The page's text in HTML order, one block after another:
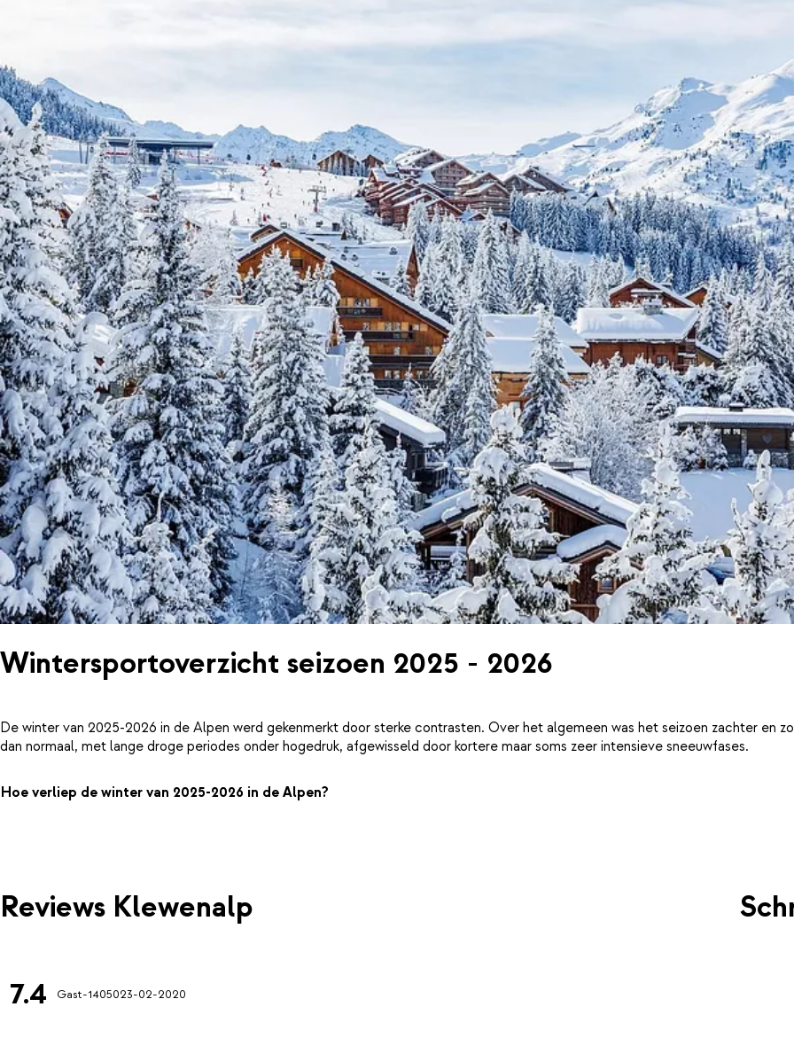
Wintersportoverzicht seizoen 2025 - 2026
De winter van 2025-2026 in de Alpen werd gekenmerkt door sterke contrasten. Over het algemeen was het seizoen zachter en
dan normaal, met lange droge periodes onder hogedruk, afgewisseld door kortere maar soms zeer intensieve sneeuwfases.
Hoe verliep de winter van 2025-2026 in de Alpen?
Reviews Klewenalp
7.4 Gast-1405023-02-2020